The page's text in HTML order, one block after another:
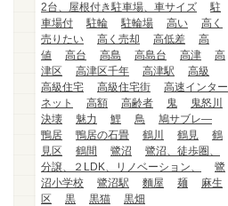
2台、屋根付き駐車場、車サイズ
駐
車場付
駐輪 駐輪場 高い
高く
売りたい
高く売却 高低差
高
値
高台 高島 高島台 高津
高
津区
高津区千年 高津駅
高級
高級住宅
高級住宅街
高速インター
ネット
高額 高齢者 鬼
鬼怒川
決壊
魅力 鯉 鳥
鳩サブレ―
鴨居
鴨居の石畳 鶴川 鶴見
鶴
見区
鶴間 鷺沼
鷺沼、徒歩圏、
分譲、２LDK、リノベーション、
鷺
沼小学校
鷺沼駅 麵屋 麺
麻生
区
黒 黒猫 黒畑